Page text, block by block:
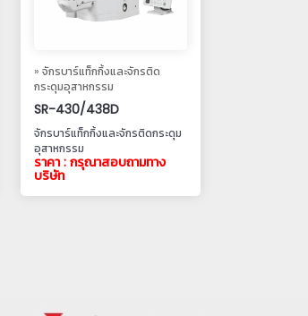
» จักรบาร์แท็กกิ้งและจักรติด
กระดุมอุสาหกรรม
SR-430/438D
จักรบาร์แท็กกิ้งและจักรติดกระดุม
อุสาหกรรม
ราคา : กรุณาสอบถามทาง
บริษัท